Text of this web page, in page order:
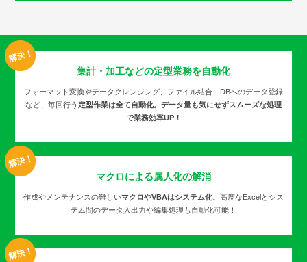
集計・加工などの定型業務を自動化
フォーマット変換やデータクレンジング、ファイル結合、DBへのデータ登録
など、毎回行う 定型作業は全て自動化。データ量も気にせずスムーズな処理
で業務効率UP！
マクロによる属人化の解消
作成やメンテナンスの難しいマクロやVBAはシステム化。高度なExcelとシス
テム間のデータ入出力や編集処理も自動化可能！